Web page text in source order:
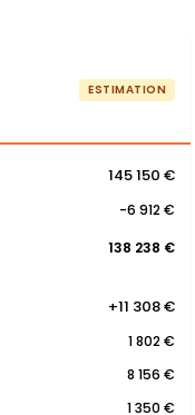
ESTIMATION
145 150 €
-6 912 €
138 238 €
+11 308 €
1 802 €
8 156 €
1 350 €